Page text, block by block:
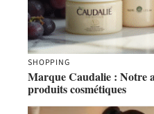
SHOPPING
Marque Caudalie : Notre
produits cosmétiques